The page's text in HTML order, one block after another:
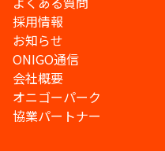
採用情報
お知らせ
ONIGO通信
会社概要
オニゴーパーク
協業パートナー